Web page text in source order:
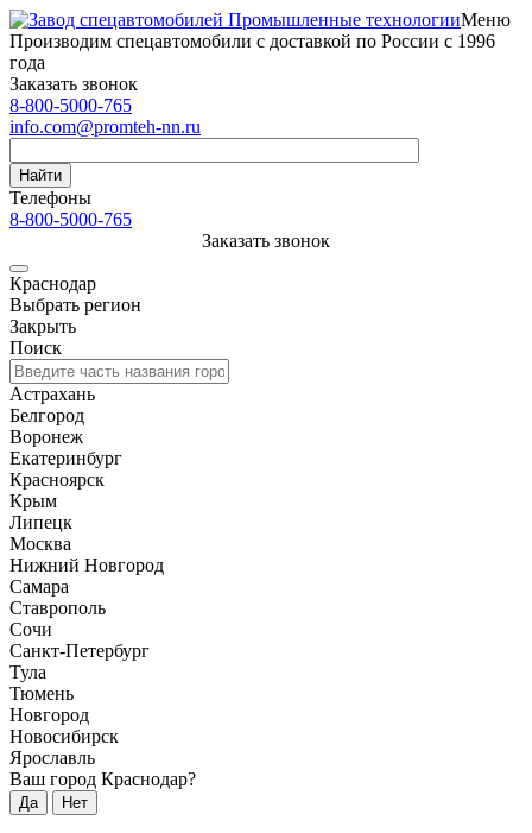
Меню
Производим спецавтомобили с доставкой по России с 1996
года
Заказать звонок
8-800-5000-765
info.com@promteh-nn.ru
Найти
Телефоны
8-800-5000-765
Заказать звонок
Краснодар
Выбрать регион
Закрыть
Поиск
Астрахань
Белгород
Воронеж
Екатеринбург
Красноярск
Крым
Липецк
Москва
Нижний Новгород
Самара
Ставрополь
Сочи
Санкт-Петербург
Тула
Тюмень
Новгород
Новосибирск
Ярославль
Ваш город Краснодар?
Да Нет